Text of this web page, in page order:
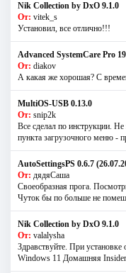
Nik Collection by DxO 9.1.0
От: vitek_s
Установил, все отлично!!!
Advanced SystemCare Pro
От: diakov
А какая же хорошая? С
MultiOS-USB 0.13.0
От: snip2k
Все сделал по инструкции.
пункта загрузочного меню -
AutoSettingsPS 0.6.7
От: дядяСаша
Своеобразная прога.
Чуток бы по больше не
Nik Collection by DxO 9.1.0
От: valalysha
Здравствуйте. При
Windows 11 Домашняя